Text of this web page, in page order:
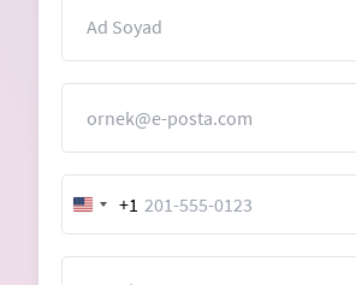
United
States
+1